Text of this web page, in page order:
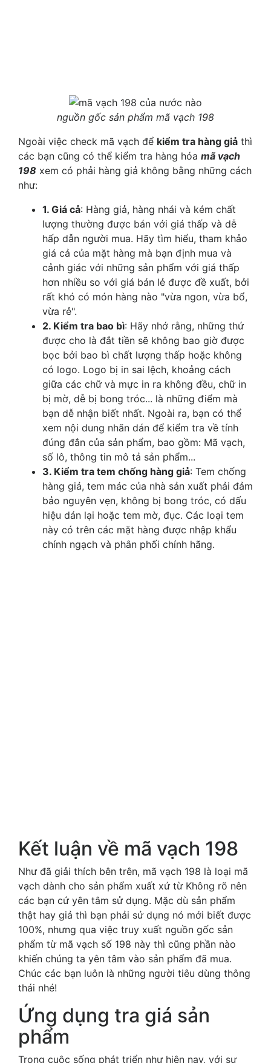
nguồn gốc sản phẩm mã vạch 198
Ngoài việc check mã vạch để kiểm tra hàng giả thì
các bạn cũng có thể kiểm tra hàng hóa mã vạch
198 xem có phải hàng giả không bằng những cách
như:
1. Giá cả: Hàng giả, hàng nhái và kém chất
lượng thường được bán với giá thấp và dễ
hấp dẫn người mua. Hãy tìm hiểu, tham khảo
giá cả của mặt hàng mà bạn định mua và
cảnh giác với những sản phẩm với giá thấp
hơn nhiều so với giá bán lẻ được đề xuất, bởi
rất khó có món hàng nào "vừa ngon, vừa bổ,
vừa rẻ".
2. Kiểm tra bao bì: Hãy nhớ rằng, những thứ
được cho là đắt tiền sẽ không bao giờ được
bọc bởi bao bì chất lượng thấp hoặc không
có logo. Logo bị in sai lệch, khoảng cách
giữa các chữ và mực in ra không đều, chữ in
bị mờ, dễ bị bong tróc... là những điểm mà
bạn dễ nhận biết nhất. Ngoài ra, bạn có thể
xem nội dung nhãn dán để kiểm tra về tính
đúng đắn của sản phẩm, bao gồm: Mã vạch,
số lô, thông tin mô tả sản phẩm...
3. Kiểm tra tem chống hàng giả: Tem chống
hàng giả, tem mác của nhà sản xuất phải đảm
bảo nguyên vẹn, không bị bong tróc, có dấu
hiệu dán lại hoặc tem mờ, đục. Các loại tem
này có trên các mặt hàng được nhập khẩu
chính ngạch và phân phối chính hãng.
Kết luận về mã vạch 198
Như đã giải thích bên trên, mã vạch 198 là loại mã
vạch dành cho sản phẩm xuất xứ từ Không rõ nên
các bạn cứ yên tâm sử dụng. Mặc dù sản phẩm
thật hay giả thì bạn phải sử dụng nó mới biết được
100%, nhưng qua việc truy xuất nguồn gốc sản
phẩm từ mã vạch số 198 này thì cũng phần nào
khiến chúng ta yên tâm vào sản phẩm đã mua.
Chúc các bạn luôn là những người tiêu dùng thông
thái nhé!
Ứng dụng tra giá sản
phẩm
Trong cuộc sống phát triển như hiện nay, với sự